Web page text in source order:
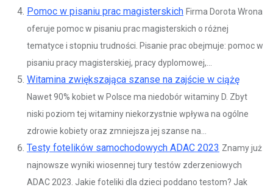
Pomoc w pisaniu prac magisterskich Firma Dorota Wrona
oferuje pomoc w pisaniu prac magisterskich o różnej
tematyce i stopniu trudności. Pisanie prac obejmuje: pomoc w
pisaniu pracy magisterskiej, pracy dyplomowej,...
Witamina zwiększająca szanse na zajście w ciążę
Nawet 90% kobiet w Polsce ma niedobór witaminy D. Zbyt
niski poziom tej witaminy niekorzystnie wpływa na ogólne
zdrowie kobiety oraz zmniejsza jej szanse na...
Testy fotelików samochodowych ADAC 2023 Znamy już
najnowsze wyniki wiosennej tury testów zderzeniowych
ADAC 2023. Jakie foteliki dla dzieci poddano testom? Jak